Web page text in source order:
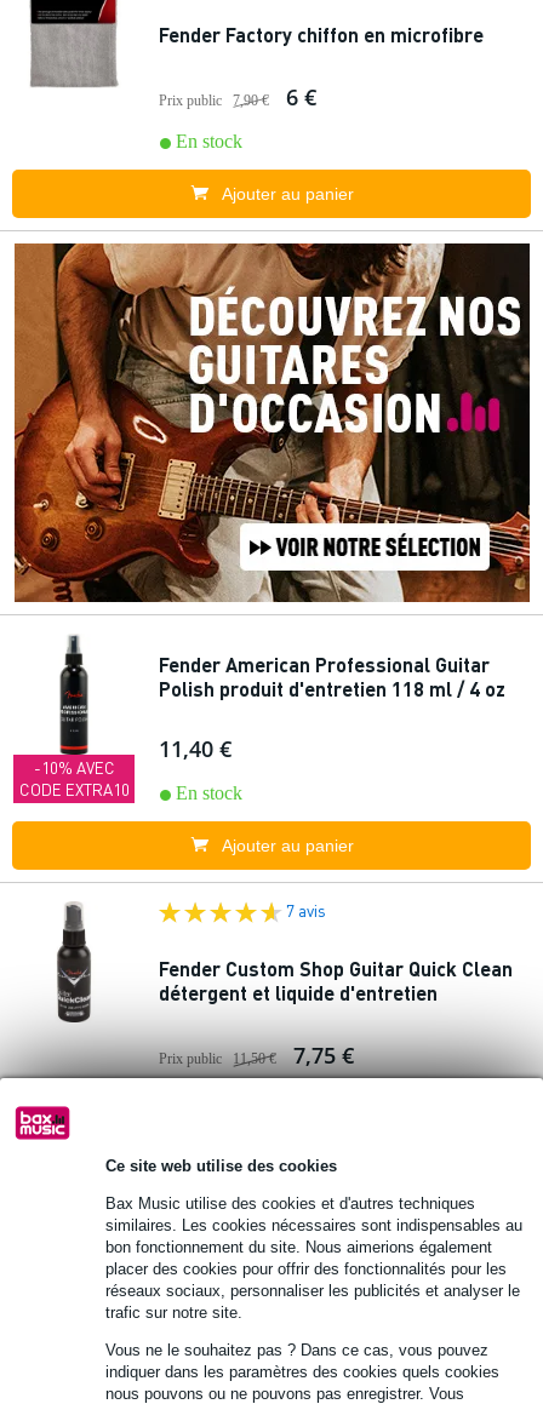
Ce site web utilise des cookies
Bax Music utilise des cookies et d'autres techniques
similaires. Les cookies nécessaires sont indispensables au
bon fonctionnement du site. Nous aimerions également
placer des cookies pour offrir des fonctionnalités pour les
réseaux sociaux, personnaliser les publicités et analyser le
trafic sur notre site.
Vous ne le souhaitez pas ? Dans ce cas, vous pouvez
indiquer dans les paramètres des cookies quels cookies
nous pouvons ou ne pouvons pas enregistrer. Vous
Fender Factory chiffon en microfibre
Prix public 7,90 € 6 €
En stock
Ajouter au panier
-10% AVEC
CODE EXTRA10
Fender American Professional Guitar
Polish produit d'entretien 118 ml / 4 oz
11,40 €
En stock
Ajouter au panier
7 avis
Fender Custom Shop Guitar Quick Clean
détergent et liquide d'entretien
Prix public 11,50 € 7,75 €
5 avis
Fender Custom Shop 4-Step Cleaning Kit
kit d'entretien Custom Shop Deluxe (lot
de 4)
Prix public 35 € 28 €